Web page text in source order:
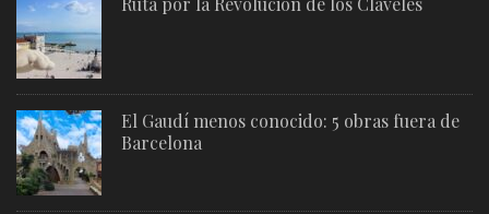
El Gaudí menos conocido: 5 obras fuera de
Barcelona